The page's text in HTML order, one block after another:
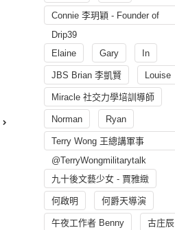
Connie 李玥穎 - Founder of
Drip39
Elaine
Gary In
JBS Brian 李凱賢 Louise
Miracle 社交力學培訓導師
Norman Ryan
Terry Wong 王總講軍事
@TerryWongmilitarytalk
九十後文藝少女 - 賈雅緻
何啟明 何爵天導演
午夜工作者 Benny 古庄辰